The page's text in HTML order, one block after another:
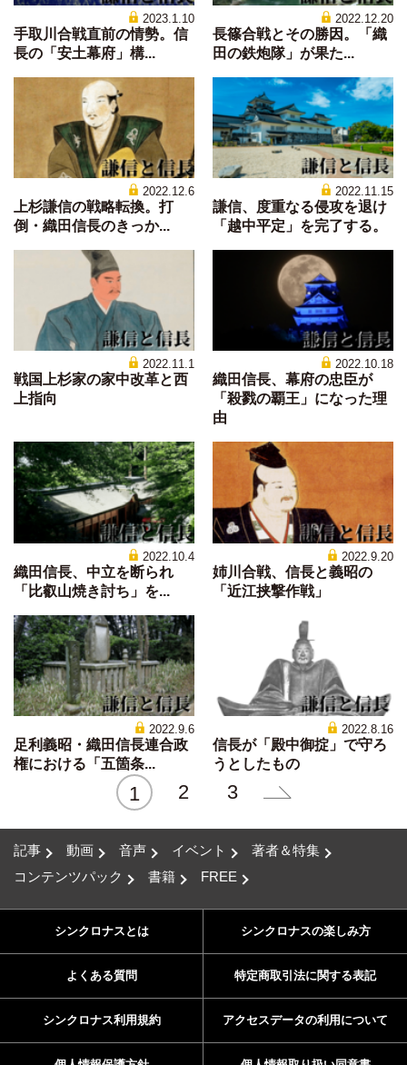
2023.1.10
手取川合戦直前の情勢。信
長の「安土幕府」構...
2022.12.20
長篠合戦とその勝因。「織
田の鉄炮隊」が果た...
2022.12.6
上杉謙信の戦略転換。打
倒・織田信長のきっか...
2022.11.15
謙信、度重なる侵攻を退け
「越中平定」を完了する。
2022.11.1
戦国上杉家の家中改革と西
上指向
2022.10.18
織田信長、幕府の忠臣が
「殺戮の覇王」になった理
由
2022.10.4
織田信長、中立を断られ
「比叡山焼き討ち」を...
2022.9.20
姉川合戦、信長と義昭の
「近江挟撃作戦」
2022.9.6
足利義昭・織田信長連合政
権における「五箇条...
2022.8.16
信長が「殿中御掟」で守ろ
うとしたもの
1 2 3
記事 動画 音声 イベント
著者＆特集
コンテンツパック
書籍 FREE
シンクロナスとは シンクロナスの楽しみ方
よくある質問 特定商取引法に関する表記
シンクロナス利用規約 アクセスデータの利用について